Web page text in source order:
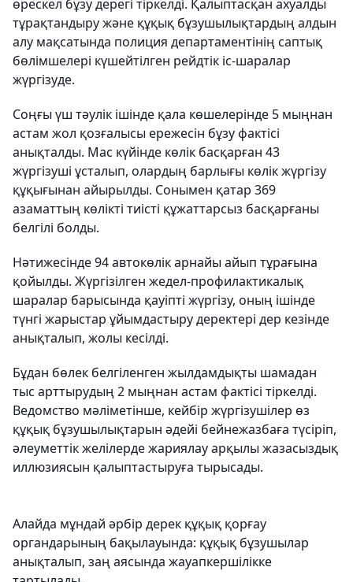
өрескел бұзу дерегі тіркелді. Қалыптасқан ахуалды
тұрақтандыру және құқық бұзушылықтардың алдын
алу мақсатында полиция департаментінің саптық
бөлімшелері күшейтілген рейдтік іс-шаралар
жүргізуде.
Соңғы үш тәулік ішінде қала көшелерінде 5 мыңнан
астам жол қозғалысы ережесін бұзу фактісі
анықталды. Мас күйінде көлік басқарған 43
жүргізуші ұсталып, олардың барлығы көлік жүргізу
құқығынан айырылды. Сонымен қатар 369
азаматтың көлікті тиісті құжаттарсыз басқарғаны
белгілі болды.
Нәтижесінде 94 автокөлік арнайы айып тұрағына
қойылды. Жүргізілген жедел-профилактикалық
шаралар барысында қауіпті жүргізу, оның ішінде
түнгі жарыстар ұйымдастыру деректері дер кезінде
анықталып, жолы кесілді.
Бұдан бөлек белгіленген жылдамдықты шамадан
тыс арттырудың 2 мыңнан астам фактісі тіркелді.
Ведомство мәліметінше, кейбір жүргізушілер өз
құқық бұзушылықтарын әдейі бейнежазбаға түсіріп,
әлеуметтік желілерде жариялау арқылы жазасыздық
иллюзиясын қалыптастыруға тырысады.
Алайда мұндай әрбір дерек құқық қорғау
органдарының бақылауында: құқық бұзушылар
анықталып, заң аясында жауапкершілікке